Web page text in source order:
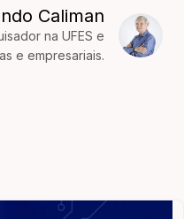
Caliman
na UFES e
e empresariais.